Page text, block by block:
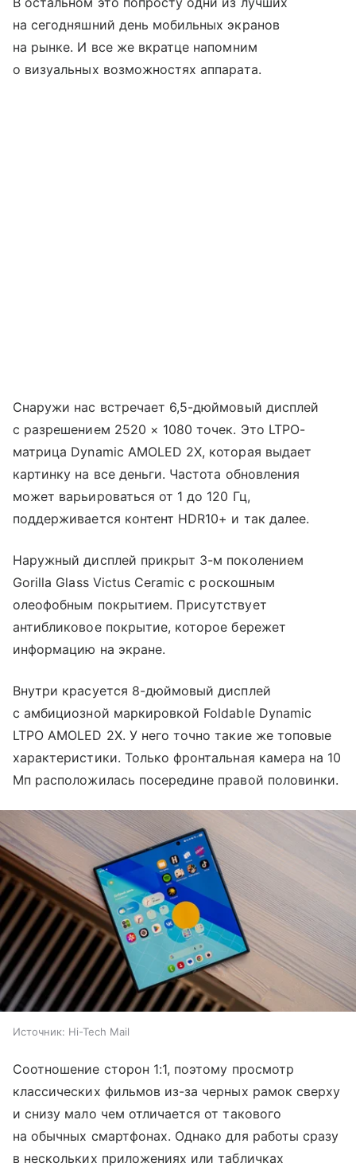
на сегодняшний день мобильных экранов
на рынке. И все же вкратце напомним
о визуальных возможностях аппарата.
Снаружи нас встречает 6,5-дюймовый дисплей
с разрешением 2520 × 1080 точек. Это LTPO-
матрица Dynamic AMOLED 2X, которая выдает
картинку на все деньги. Частота обновления
может варьироваться от 1 до 120 Гц,
поддерживается контент HDR10+ и так далее.
Наружный дисплей прикрыт 3-м поколением
Gorilla Glass Victus Ceramic с роскошным
олеофобным покрытием. Присутствует
антибликовое покрытие, которое бережет
информацию на экране.
Внутри красуется 8-дюймовый дисплей
с амбициозной маркировкой Foldable Dynamic
LTPO AMOLED 2X. У него точно такие же топовые
характеристики. Только фронтальная камера на 10
Мп расположилась посередине правой половинки.
Источник: Hi-Tech Mail
Соотношение сторон 1:1, поэтому просмотр
классических фильмов из-за черных рамок сверху
и снизу мало чем отличается от такового
на обычных смартфонах. Однако для работы сразу
в нескольких приложениях или табличках